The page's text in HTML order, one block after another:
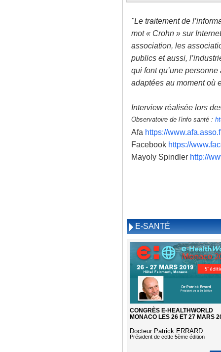
"Le traitement de
mot « Crohn » sur
association, les
publics et aussi,
qui font qu’une
adaptées au moment où
Interview réalisée lors
Observatoire de l'info santé :
Afa https://
Facebook https://
Mayoly Spindler http://
E-SANTÉ
CONGRÈS E-HEALTHWORLD
MONACO LES 26 ET 27 MARS
Docteur Patrick ERRARD
Président de cette 5ème édition